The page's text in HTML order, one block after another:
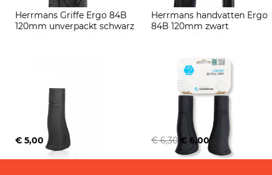
Herrmans Griffe Ergo 84B
120mm unverpackt schwarz
€ 5,00
Herrmans handvatten Ergo
84B 120mm zwart
€ 6,30 € 6,00